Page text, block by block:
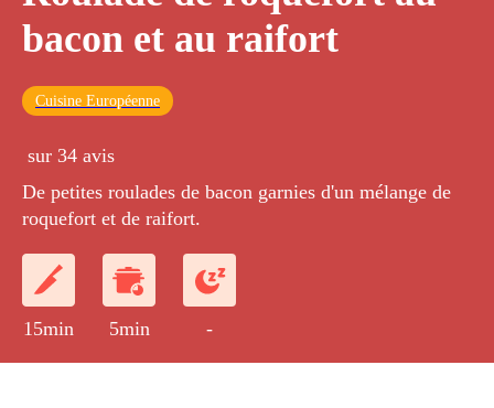
bacon et au raifort
Cuisine Européenne
sur 34 avis
De petites roulades de bacon garnies d'un mélange de
roquefort et de raifort.
15min 5min -